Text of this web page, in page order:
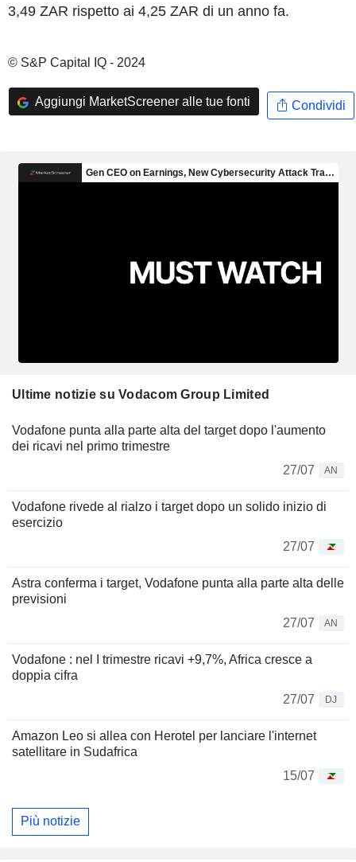
3,49 ZAR rispetto ai 4,25 ZAR di un anno fa.
© S&P Capital IQ - 2024
Aggiungi MarketScreener alle tue fonti Condividi
Ultime notizie su Vodacom Group Limited
Vodafone punta alla parte alta del target dopo l'aumento
dei ricavi nel primo trimestre
27/07
AN
Vodafone rivede al rialzo i target dopo un solido inizio di
esercizio
27/07
Astra conferma i target, Vodafone punta alla parte alta delle
previsioni
27/07
AN
Vodafone : nel I trimestre ricavi +9,7%, Africa cresce a
doppia cifra
27/07
DJ
Amazon Leo si allea con Herotel per lanciare l'internet
satellitare in Sudafrica
15/07
Più notizie